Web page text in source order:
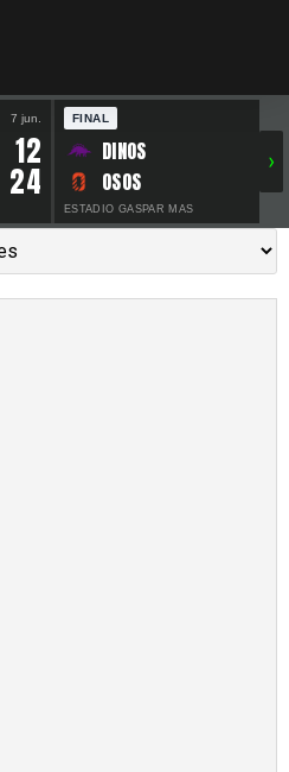
7 jun.
12
24
FINAL
DINOS
OSOS
ESTADIO GASPAR MAS
›